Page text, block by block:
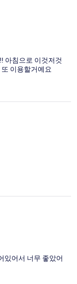
아침으로 이것저것
이용할거예요
있어서 너무 좋았어